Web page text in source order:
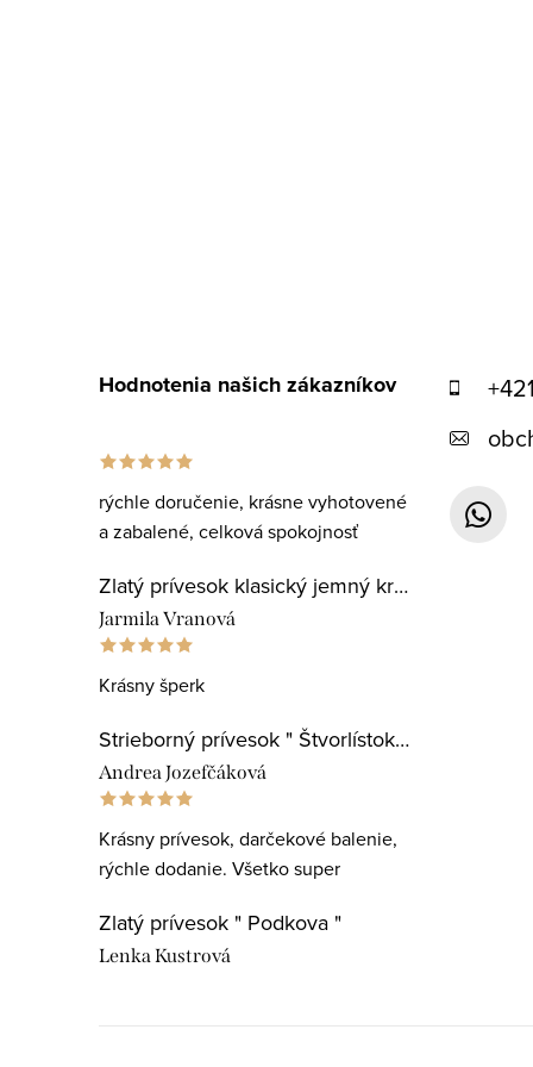
Hodnotenia našich zákazníkov
rýchle doručenie, krásne vyhotovené
a zabalené, celková spokojnosť
Zlatý prívesok klasický jemný krížik
Jarmila Vranová
Krásny šperk
Strieborný prívesok " Štvorlístok pre najlepšiu učiteľku "
Andrea Jozefčáková
Krásny prívesok, darčekové balenie,
rýchle dodanie. Všetko super
Zlatý prívesok " Podkova "
Lenka Kustrová